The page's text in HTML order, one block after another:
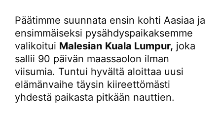
Päätimme suunnata ensin kohti Aasiaa ja
ensimmäiseksi pysähdyspaikaksemme
valikoitui Malesian Kuala Lumpur, joka
sallii 90 päivän maassaolon ilman
viisumia. Tuntui hyvältä aloittaa uusi
elämänvaihe täysin kiireettömästi
yhdestä paikasta pitkään nauttien.